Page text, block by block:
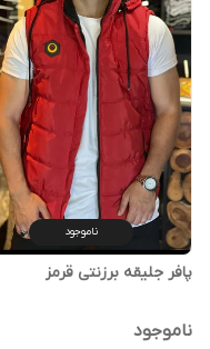
ناموجود
پافر جلیقه برزنتی قرمز
ناموجود